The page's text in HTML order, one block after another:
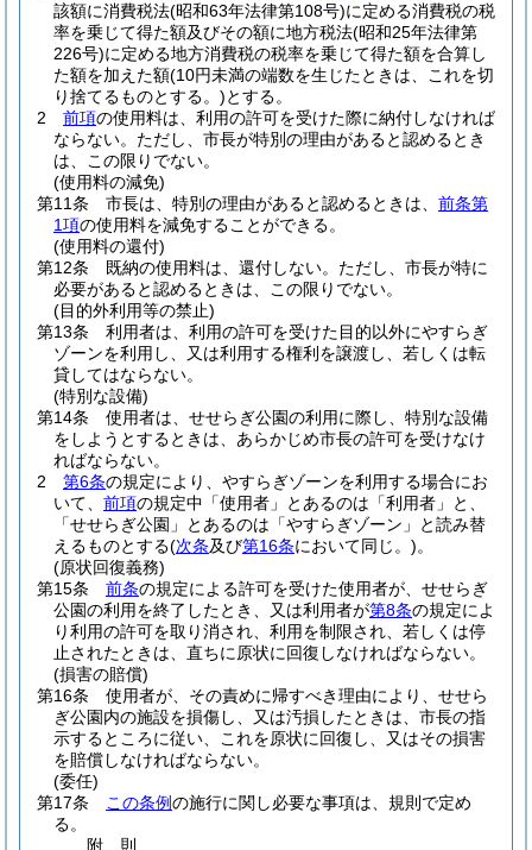
該額に消費税法(昭和63年法律第108号)に定める消費税の税
率を乗じて得た額及びその額に地方税法(昭和25年法律第
226号)に定める地方消費税の税率を乗じて得た額を合算し
た額を加えた額(10円未満の端数を生じたときは、これを切
り捨てるものとする。)とする。
2
前項の使用料は、利用の許可を受けた際に納付しなければ
ならない。 ただし、市長が特別の理由があると認めるとき
は、この限りでない。
(使用料の減免)
第11条
市長は、特別の理由があると認めるときは、 前条第
1項の使用料を減免することができる。
(使用料の還付)
第12条
既納の使用料は、還付しない。 ただし、市長が特に
必要があると認めるときは、この限りでない。
(目的外利用等の禁止)
第13条
利用者は、利用の許可を受けた目的以外にやすらぎ
ゾーンを利用し、又は利用する権利を譲渡し、若しくは転
貸してはならない。
(特別な設備)
第14条
使用者は、せせらぎ公園の利用に際し、特別な設備
をしようとするときは、あらかじめ市長の許可を受けなけ
ればならない。
2
第6条の規定により、やすらぎゾーンを利用する場合にお
いて、 前項の規定中「使用者」とあるのは「利用者」と、
「せせらぎ公園」とあるのは「やすらぎゾーン」と読み替
えるものとする(次条及び第16条において同じ。)。
(原状回復義務)
第15条
前条の規定による許可を受けた使用者が、せせらぎ
公園の利用を終了したとき、又は利用者が第8条の規定によ
り利用の許可を取り消され、利用を制限され、若しくは停
止されたときは、直ちに原状に回復しなければならない。
(損害の賠償)
第16条
使用者が、その責めに帰すべき理由により、せせら
ぎ公園内の施設を損傷し、又は汚損したときは、市長の指
示するところに従い、これを原状に回復し、又はその損害
を賠償しなければならない。
(委任)
第17条
この条例の施行に関し必要な事項は、規則で定め
る。
附 則